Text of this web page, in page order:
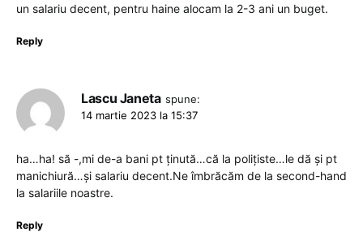
un salariu decent, pentru haine alocam la 2-3 ani un buget.
Reply
Lascu Janeta spune:
14 martie 2023 la 15:37
ha…ha! să -,mi de-a bani pt ținută…că la polițiste…le dă și pt
manichiură…și salariu decent.Ne îmbrăcăm de la second-hand
la salariile noastre.
Reply